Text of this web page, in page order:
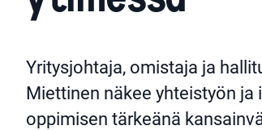
Yritysjohtaja, omistaja ja
Miettinen näkee yhteistyön ja
oppimisen tärkeänä